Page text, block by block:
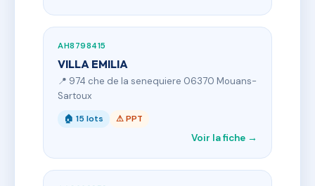
AH8798415
VILLA EMILIA
📍 974 che de la senequiere 06370 Mouans-
Sartoux
🏠 15 lots ⚠ PPT
Voir la fiche →